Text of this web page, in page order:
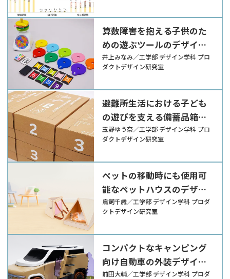
算数障害を抱える子供のた
めの遊ぶツールのデザイン
提案
井上みなみ／工学部 デザイン学科 プロ
ダクトデザイン研究室
避難所生活における子ども
の遊びを支える備蓄品箱の
デザイン提案
玉野ゆう奈／工学部 デザイン学科 プロ
ダクトデザイン研究室
ペットの移動時にも使用可
能なペットハウスのデザイ
ン提案
鳥飼千歳／工学部 デザイン学科 プロダ
クトデザイン研究室
コンパクトなキャンピング
向け自動車の外装デザイン
提案
前田大輔／工学部 デザイン学科 プロダ